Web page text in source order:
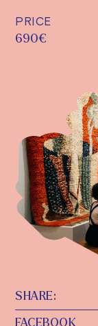
PRICE
690€
SHARE:
FACEBOOK